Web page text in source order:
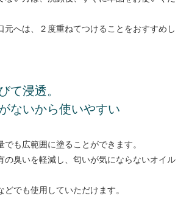
元へは、２度重ねてつけることをおすすめし
て浸透。
ないから使いやすい
でも広範囲に塗ることができます。
の臭いを軽減し、匂いが気にならないオイル
でも使用していただけます。